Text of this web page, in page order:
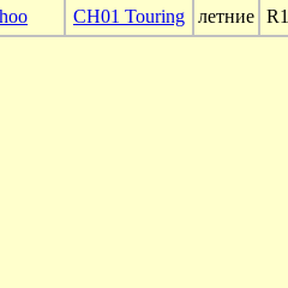
CH01 Touring летние